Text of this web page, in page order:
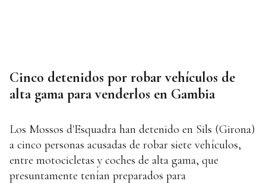
Cinco detenidos por robar vehículos de
alta gama para venderlos en Gambia
Los Mossos d'Esquadra han detenido en Sils (Girona)
a cinco personas acusadas de robar siete vehículos,
entre motocicletas y coches de alta gama, que
presuntamente tenían preparados para